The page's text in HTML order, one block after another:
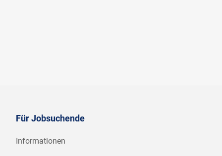
Für Jobsuchende
Informationen